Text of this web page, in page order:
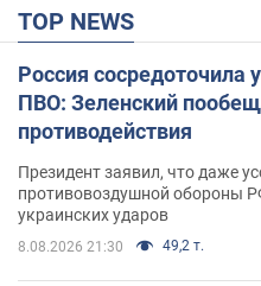
TOP NEWS
Россия сосредоточила
ПВО: Зеленский
противодействия
Президент заявил, что даже
противовоздушной обороны
украинских ударов
8.08.2026 21:30 49,2 т.